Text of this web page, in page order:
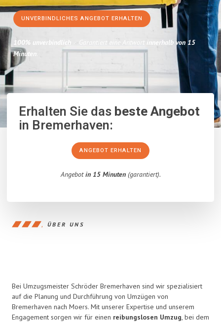
UNVERBINDLICHES ANGEBOT ERHALTEN
100% unverbindlich – Garantiert eine Antwort
innerhalb von 15
Minuten.
Erhalten Sie dasbeste Angebot
in Bremerhaven:
ANGEBOT ERHALTEN
Angebotin 15 Minuten(garantiert).
ÜBER UNS
Bei Umzugsmeister Schröder Bremerhaven sind wir spezialisiert
auf die Planung und Durchführung von Umzügen von
Bremerhaven nach Moers. Mit unserer Expertise und unserem
Engagement sorgen wir für einen reibungslosen Umzug, bei dem